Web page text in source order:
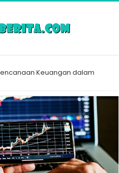
Keuangan dalam